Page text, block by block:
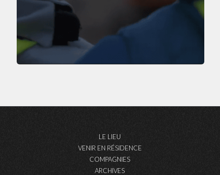
LE LIEU
VENIR EN RÉSIDENCE
COMPAGNIES
ARCHIVES